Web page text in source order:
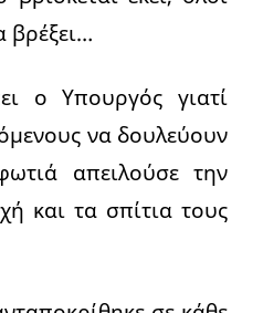
βρέξει…
ο Υπουργός γιατί
να δουλεύουν
απειλούσε την
και τα σπίτια τους